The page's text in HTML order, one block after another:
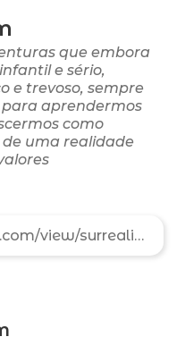
que embora
e sério,
e trevoso, sempre
aprendermos
como
uma realidade
https://sites.google.com/view/surrealis-sfere/in%C3%ADcio